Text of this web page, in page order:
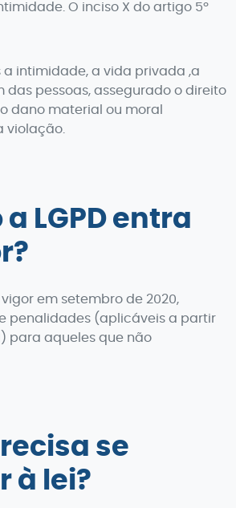
O inciso X do artigo 5º
a intimidade, a vida privada ,a
das pessoas, assegurado o direito
dano material ou moral
violação.
LGPD entra
vigor em setembro de 2020,
penalidades (aplicáveis a partir
para aqueles que não
se
à lei?